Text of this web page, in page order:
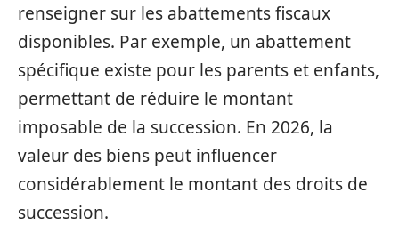
renseigner sur les abattements fiscaux
disponibles. Par exemple, un abattement
spécifique existe pour les parents et enfants,
permettant de réduire le montant
imposable de la succession. En 2026, la
valeur des biens peut influencer
considérablement le montant des droits de
succession.